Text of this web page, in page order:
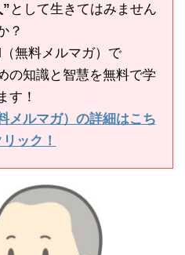
として生きてはみません
？
無料メルマガ）で
の知識と智慧を無料で学
す！
メルマガ）の詳細はこち
ック！